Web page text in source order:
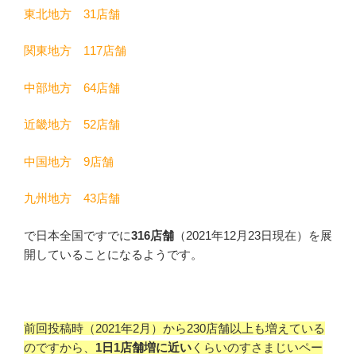
東北地方 31店舗
関東地方 117店舗
中部地方 64店舗
近畿地方 52店舗
中国地方 9店舗
九州地方 43店舗
で日本全国ですでに316店舗 （2021年12月23日現在）を展
開していることになるようです。
前回投稿時（2021年2月）から230店舗以上も増えている
のですから、 1日1店舗増に近い くらいのすさまじいペー